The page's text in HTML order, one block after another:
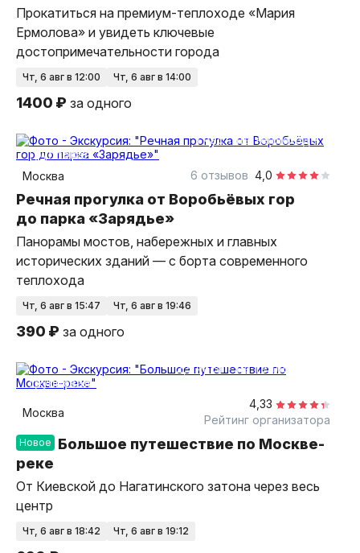
Прокатиться на премиум-теплоходе «Мария
Ермолова» и увидеть ключевые
достопримечательности города
чт, 6 авг в 12:00 чт, 6 авг в 14:00
1400 ₽ за одного
1 час
на теплоходе
групповая
Москва
4,0
6 отзывов
Речная прогулка от Воробьёвых гор
до парка «Зарядье»
Панорамы мостов, набережных и главных
исторических зданий — с борта современного
теплохода
чт, 6 авг в 15:47 чт, 6 авг в 19:46
390 ₽ за одного
2,5 часа
на теплоходе
групповая
Москва
4,33
Рейтинг организатора
Новое
Большое путешествие по Москве-
реке
От Киевской до Нагатинского затона через весь
центр
чт, 6 авг в 18:42 чт, 6 авг в 19:12